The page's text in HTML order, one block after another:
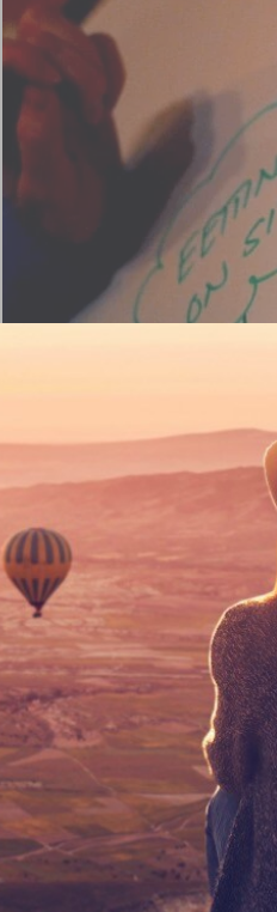
Motivoitunut Juuriharja
inspiroivassa
perimmäisiin kysymyksiin
palautteenanto-
kokemaan huikeita
kunnianhimoinen joukko